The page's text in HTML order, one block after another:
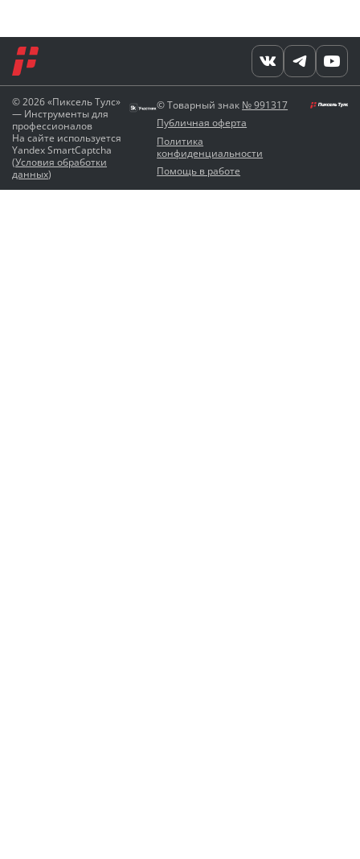
© 2026 «Пиксель Тулс»
— Инструменты для
профессионалов
На сайте используется
Yandex SmartCaptcha
(Условия обработки
данных)
© Товарный знак № 991317
Публичная оферта
Политика
конфиденциальности
Помощь в работе